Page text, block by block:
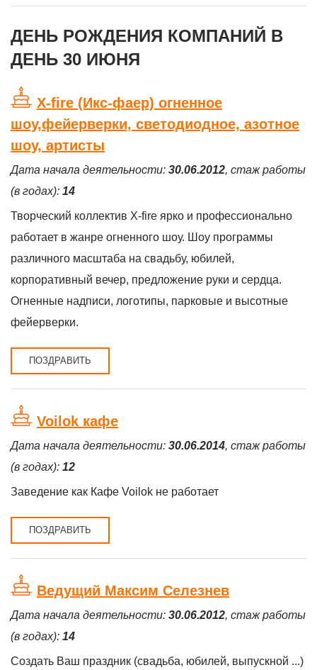
ДЕНЬ РОЖДЕНИЯ КОМПАНИЙ В
ДЕНЬ 30 ИЮНЯ
X-fire (Икс-фаер) огненное
шоу,фейерверки, светодиодное, азотное
шоу, артисты
Дата начала деятельности: 30.06.2012, стаж работы
(в годах): 14
Творческий коллектив X-fire ярко и профессионально
работает в жанре огненного шоу. Шоу программы
различного масштаба на свадьбу, юбилей,
корпоративный вечер, предложение руки и сердца.
Огненные надписи, логотипы, парковые и высотные
фейерверки.
ПОЗДРАВИТЬ
Voilok кафе
Дата начала деятельности: 30.06.2014, стаж работы
(в годах): 12
Заведение как Кафе Voilok не работает
ПОЗДРАВИТЬ
Ведущий Максим Селезнев
Дата начала деятельности: 30.06.2012, стаж работы
(в годах): 14
Создать Ваш праздник (свадьба, юбилей, выпускной ...)